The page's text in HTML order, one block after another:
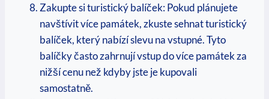
Zakupte si turistický balíček: Pokud plánujete
navštívit více památek, zkuste⁢ sehnat‍ turistický
balíček, který nabízí ⁤slevu na vstupné. Tyto
balíčky ⁢často zahrnují vstup do více ‍památek za
nižší cenu než kdyby ‍jste je kupovali⁢
samostatně.